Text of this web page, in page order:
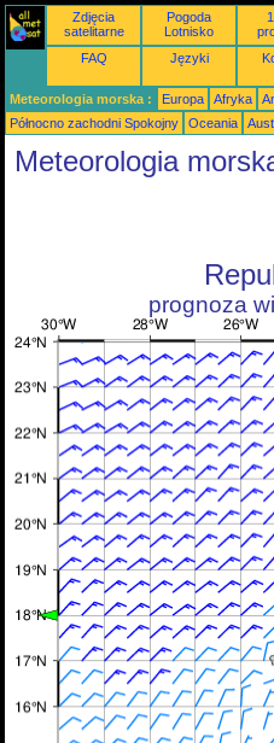
Zdjęcia
satelitarne
Pogoda
Lotnisko
FAQ Języki
Meteorologia morska : Europa Afryka
Północno zachodni Spokojny
Oceania
Meteorologia
prognoza